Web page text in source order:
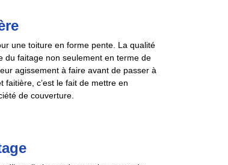
une toiture en forme pente. La qualité
du faitage non seulement en terme de
agissement à faire avant de passer à
c’est le fait de mettre en
de couverture.